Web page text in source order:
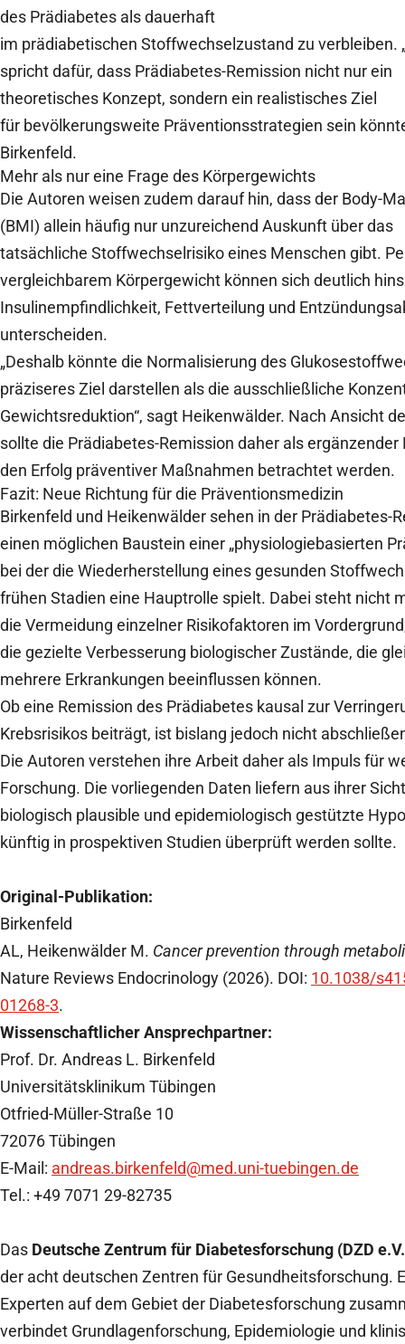
des Prädiabetes als dauerhaft
im prädiabetischen Stoffwechselzustand zu verbleiben.
spricht dafür, dass Prädiabetes-Remission nicht nur ein
theoretisches Konzept, sondern ein realistisches Ziel
für bevölkerungsweite Präventionsstrategien sein
Birkenfeld.
Mehr als nur eine Frage des Körpergewichts
Die Autoren weisen zudem darauf hin, dass der Body-
(BMI) allein häufig nur unzureichend Auskunft über das
tatsächliche Stoffwechselrisiko eines Menschen gibt.
vergleichbarem Körpergewicht können sich deutlich
Insulinempfindlichkeit, Fettverteilung und
unterscheiden.
„Deshalb könnte die Normalisierung des
präziseres Ziel darstellen als die ausschließliche
Gewichtsreduktion“, sagt Heikenwälder. Nach Ansicht
sollte die Prädiabetes-Remission daher als ergänzender
den Erfolg präventiver Maßnahmen betrachtet werden.
Fazit: Neue Richtung für die Präventionsmedizin
Birkenfeld und Heikenwälder sehen in der Prädiabetes-
einen möglichen Baustein einer „physiologiebasierten
bei der die Wiederherstellung eines gesunden
frühen Stadien eine Hauptrolle spielt. Dabei steht nicht
die Vermeidung einzelner Risikofaktoren im
die gezielte Verbesserung biologischer Zustände, die
mehrere Erkrankungen beeinflussen können.
Ob eine Remission des Prädiabetes kausal zur
Krebsrisikos beiträgt, ist bislang jedoch nicht
Die Autoren verstehen ihre Arbeit daher als Impuls für
Forschung. Die vorliegenden Daten liefern aus ihrer
biologisch plausible und epidemiologisch gestützte
künftig in prospektiven Studien überprüft werden sollte.
Original-Publikation:
Birkenfeld
AL, Heikenwälder M. Cancer prevention through
Nature Reviews Endocrinology (2026). DOI: 10.1038/
01268-3.
Wissenschaftlicher Ansprechpartner:
Prof. Dr. Andreas L. Birkenfeld
Universitätsklinikum Tübingen
Otfried-Müller-Straße 10
72076 Tübingen
E-Mail: andreas.birkenfeld@med.uni-tuebingen.de
Tel.: +49 7071 29-82735
Das Deutsche Zentrum für Diabetesforschung (DZD
der acht deutschen Zentren für Gesundheitsforschung.
Experten auf dem Gebiet der Diabetesforschung
verbindet Grundlagenforschung, Epidemiologie und